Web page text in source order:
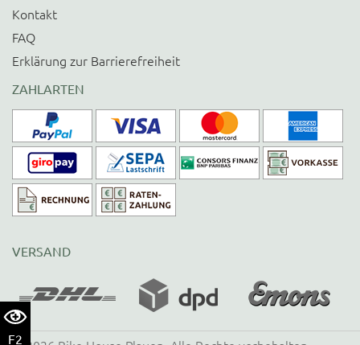
F2
Kontakt
FAQ
Erklärung zur Barrierefreiheit
ZAHLARTEN
VERSAND